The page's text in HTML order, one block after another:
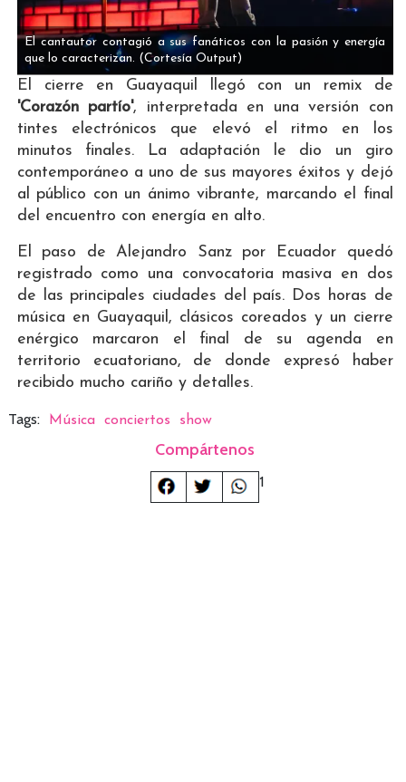
El cantautor contagió a sus fanáticos con la pasión y energía
que lo caracterizan. (Cortesía Output)
El cierre en Guayaquil llegó con un remix de
'Corazón partío', interpretada en una versión con
tintes electrónicos que elevó el ritmo en los
minutos finales. La adaptación le dio un giro
contemporáneo a uno de sus mayores éxitos y dejó
al público con un ánimo vibrante, marcando el final
del encuentro con energía en alto.
El paso de Alejandro Sanz por Ecuador quedó
registrado como una convocatoria masiva en dos
de las principales ciudades del país. Dos horas de
música en Guayaquil, clásicos coreados y un cierre
enérgico marcaron el final de su agenda en
territorio ecuatoriano, de donde expresó haber
recibido mucho cariño y detalles.
Tags: Música conciertos show
Compártenos
1